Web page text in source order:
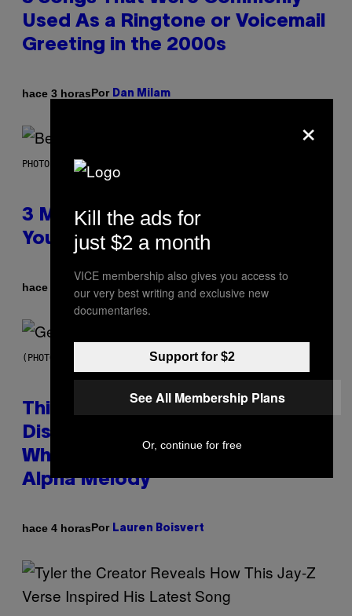
Used As a Ringtone or Voicemail
Greeting in the 2000s
hace 3 horasPor Dan Milam
PHOTO BY KEVIN WINTER/GETTY IMAGES FOR RADIO DISNEY
3 Millennial Anthems That Make
You Think of Your Best Friend
hace 4 horas Lauren Boisvert
(PHOTO BY TAYLOR HILL/GETTY IMAGES)
This Researcher Accidentally
Discovered the New ‘Millennial
Whoop’ of Pop Music: The Gen
Alpha Melody
hace 4 horasPor Lauren Boisvert
×
Kill the ads for
just $2 a month
VICE membership also gives you access to
our very best writing and exclusive new
documentaries.
Support for $2
See All Membership Plans
Or, continue for free